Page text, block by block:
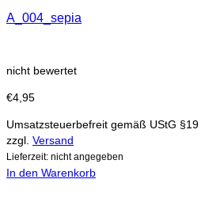
A_004_sepia
nicht bewertet
€4,95
Umsatzsteuerbefreit gemäß UStG §19
zzgl. Versand
Lieferzeit: nicht angegeben
In den Warenkorb